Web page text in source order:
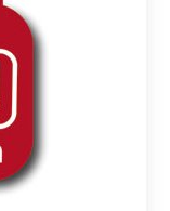
Of Canada, Somak,
Habia